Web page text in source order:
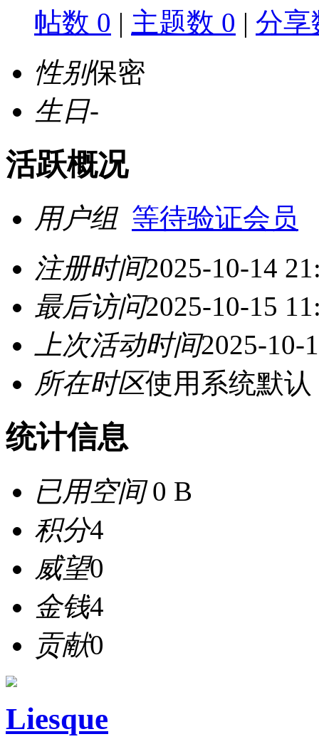
帖数 0 | 主题数 0 | 分享
性别保密
生日-
活跃概况
用户组 等待验证会员
注册时间2025-10-14
最后访问2025-10-15
上次活动时间2025-10-
所在时区使用系统默认
统计信息
已用空间0 B
积分4
威望0
金钱4
贡献0
Liesque